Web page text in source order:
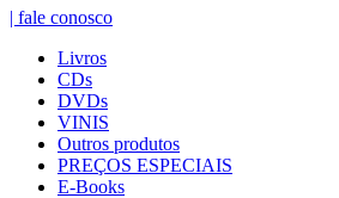
| fale conosco
Livros
CDs
DVDs
VINIS
Outros produtos
PREÇOS ESPECIAIS
E-Books